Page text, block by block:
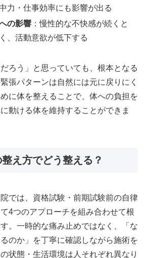
力・仕事効率にも影響が出る
の影響 ：慢性的な不快感が続くと
、活動意欲が低下する
ろう」と思っていても、根本となる
張パターンは自然には元に戻りにく
に体を整えることで、体への負担を
動ける体を維持することができま
え方でどう整える？
では、資格試験・前期試験前の自律
4つのアプローチを組み合わせて根
。一時的な痛み止めではなく、「な
のか」を丁寧に確認しながら施術を
状態・生活環境は人それぞれ異なり